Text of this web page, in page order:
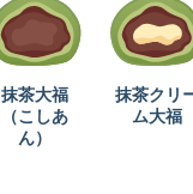
抹茶大福
（こしあ
ん）
抹茶クリ
ム大福